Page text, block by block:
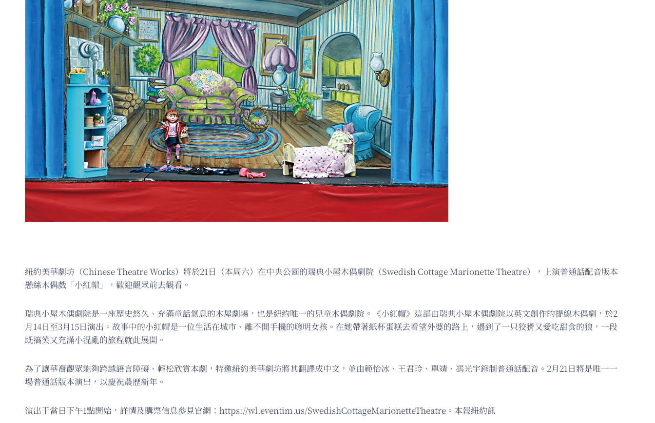
紐約美華劇坊（Chinese Theatre Works）將於21日（本周六）在中央公園的瑞典小屋木偶劇院（Swedish Cottage Marionette Theatre），上演普通話配音版本
懸絲木偶戲「小紅帽」，歡迎觀眾前去觀看。
瑞典小屋木偶劇院是一座歷史悠久、充滿童話氣息的木屋劇場，也是紐約唯一的兒童木偶劇院。《小紅帽》這部由瑞典小屋木偶劇院以英文創作的提線木偶劇，於2
月14日至3月15日演出。故事中的小紅帽是一位生活在城市、離不開手機的聰明女孩。在她帶著紙杯蛋糕去看望外婆的路上，遇到了一只狡猾又愛吃甜食的狼，一段
既搞笑又充滿小混亂的旅程就此展開。
為了讓華裔觀眾能夠跨越語言障礙、輕松欣賞本劇，特邀紐約美華劇坊將其翻譯成中文，並由範怡冰、王君玲、單靖、馮光宇錄制普通話配音。2月21日將是唯一一
場普通話版本演出，以慶祝農歷新年。
演出于當日下午1點開始，詳情及購票信息參見官網：https://wl.eventim.us/SwedishCottageMarionetteTheatre。本報紐約訊